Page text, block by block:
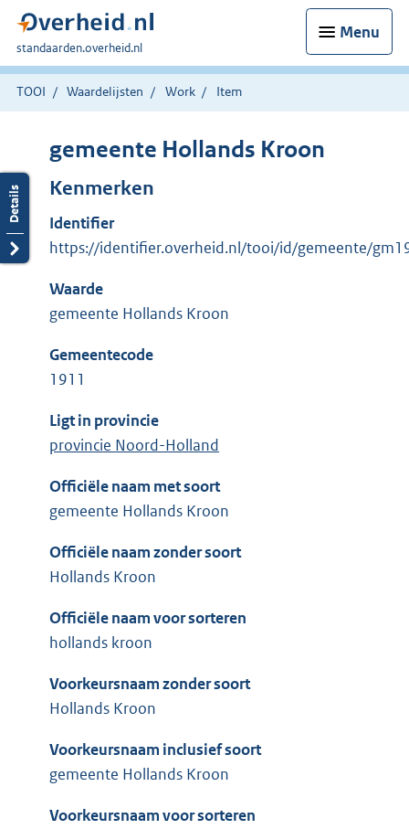
Menu
U
bent
hier:
standaarden.overheid.nl
TOOI Waardelijsten Work Item
gemeente Hollands Kroon
Kenmerken
Identifier
https://identifier.overheid.nl/tooi/id/gemeente/
Waarde
gemeente Hollands Kroon
Gemeentecode
1911
Ligt in provincie
provincie Noord-Holland
Officiële naam met soort
gemeente Hollands Kroon
Officiële naam zonder soort
Hollands Kroon
Officiële naam voor sorteren
hollands kroon
Voorkeursnaam zonder soort
Hollands Kroon
Voorkeursnaam inclusief soort
gemeente Hollands Kroon
Voorkeursnaam voor sorteren